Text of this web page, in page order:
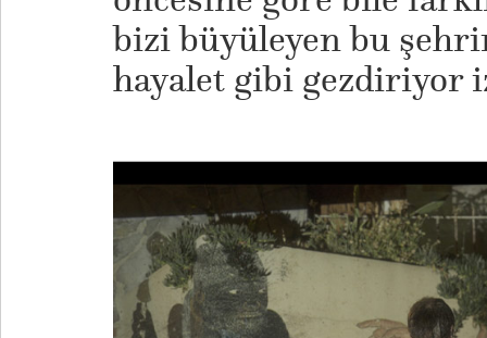
bizi büyüleyen bu
hayalet gibi gezdiriyor